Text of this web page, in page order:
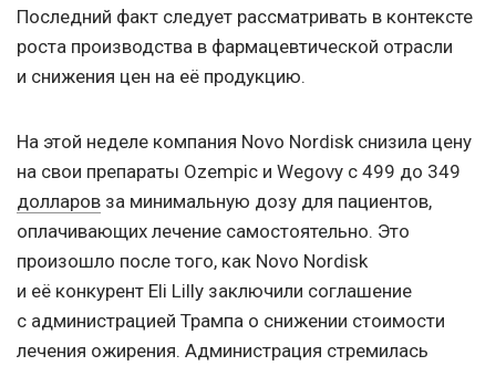
Последний факт следует рассматривать в контексте
роста производства в фармацевтической отрасли
и снижения цен на её продукцию.
На этой неделе компания Novo Nordisk снизила цену
на свои препараты Ozempic и Wegovy с 499 до 349
долларов за минимальную дозу для пациентов,
оплачивающих лечение самостоятельно. Это
произошло после того, как Novo Nordisk
и её конкурент Eli Lilly заключили соглашение
с администрацией Трампа о снижении стоимости
лечения ожирения. Администрация стремилась